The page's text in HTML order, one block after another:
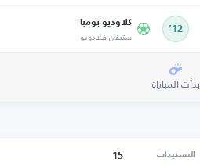
12’
كلاوديو بومبا
ستيفان فلادويو
بدأت المباراة
التسديدات
15